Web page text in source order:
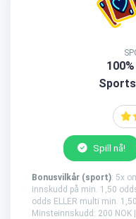
Spill nå!
Bonusvilkår (sport): 5x
innskudd på min. 1,50
odds ELLER multi min.
Minsteinnskudd: 200 NOK